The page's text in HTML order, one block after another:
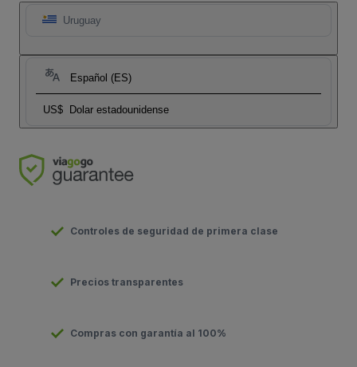
Uruguay
Español (ES)
US$ Dolar estadounidense
Controles de seguridad de primera clase
Precios transparentes
Compras con garantía al 100%